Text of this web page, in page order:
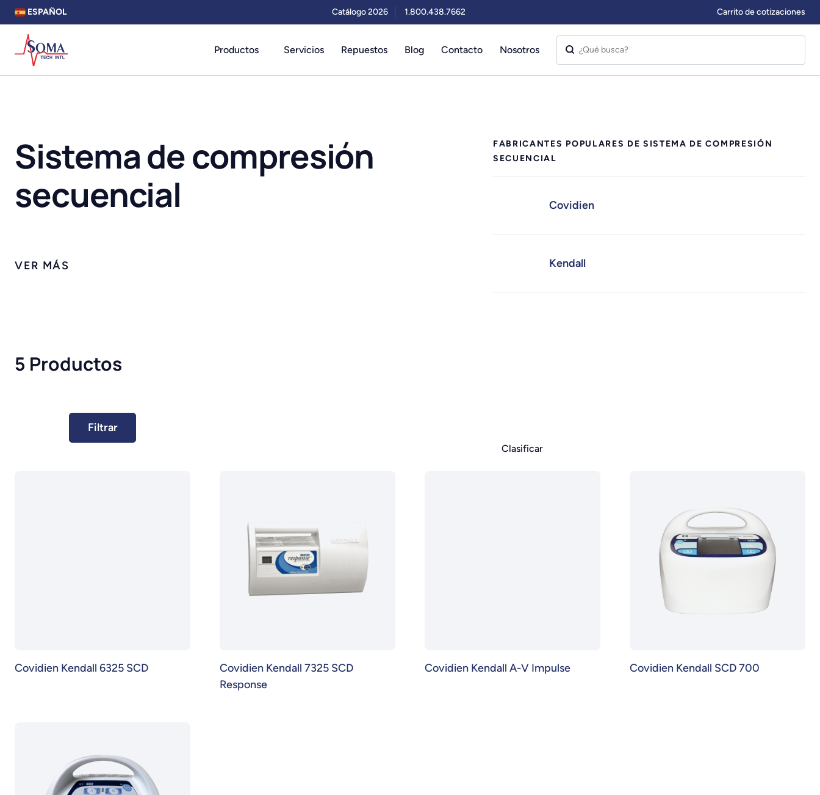
ESPAÑOL Catálogo 2026 1.800.438.7662 Carrito de cotizaciones
Productos Servicios Repuestos Blog Contacto Nosotros
Sistema de compresión
secuencial
FABRICANTES POPULARES DE SISTEMA DE COMPRESIÓN
SECUENCIAL
Covidien
Kendall
5 Productos
Clasificar
Covidien Kendall 6325 SCD
Covidien Kendall 7325 SCD
Response
Covidien Kendall A-V Impulse Covidien Kendall SCD 700